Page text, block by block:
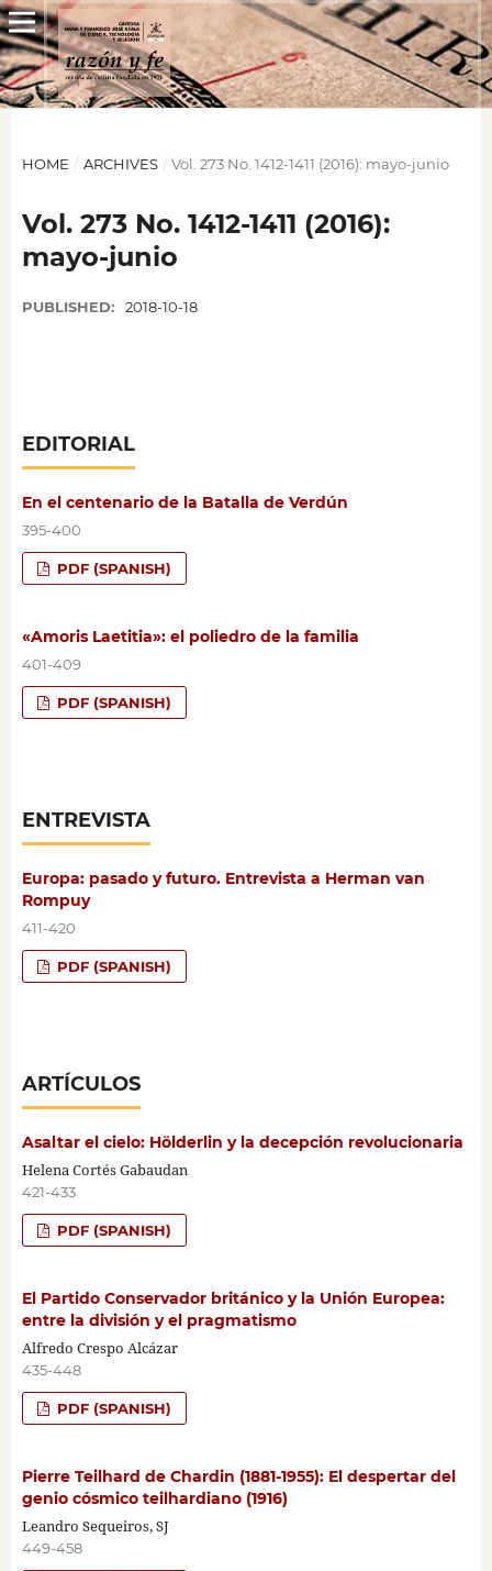
HOME / ARCHIVES / Vol. 273 No. 1412-1411 (2016): mayo-junio
Vol. 273 No. 1412-1411 (2016):
mayo-junio
PUBLISHED: 2018-10-18
EDITORIAL
En el centenario de la Batalla de Verdún
395-400
PDF (SPANISH)
«Amoris Laetitia»: el poliedro de la familia
401-409
PDF (SPANISH)
ENTREVISTA
Europa: pasado y futuro. Entrevista a Herman van
Rompuy
411-420
PDF (SPANISH)
ARTÍCULOS
Asaltar el cielo: Hölderlin y la decepción revolucionaria
Helena Cortés Gabaudan
421-433
PDF (SPANISH)
El Partido Conservador británico y la Unión Europea:
entre la división y el pragmatismo
Alfredo Crespo Alcázar
435-448
PDF (SPANISH)
Pierre Teilhard de Chardin (1881-1955): El despertar del
genio cósmico teilhardiano (1916)
Leandro Sequeiros, SJ
449-458